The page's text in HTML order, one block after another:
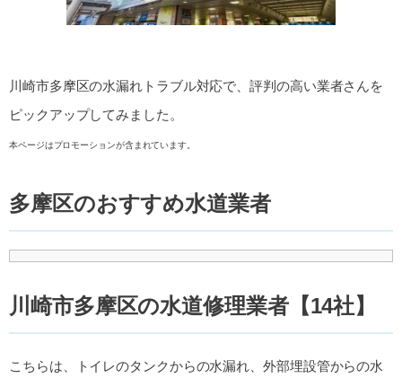
川崎市多摩区の水漏れトラブル対応で、評判の高い業者さんを
ピックアップしてみました。
本ページはプロモーションが含まれています。
多摩区のおすすめ水道業者
川崎市多摩区の水道修理業者【14社】
こちらは、トイレのタンクからの水漏れ、外部埋設管からの水